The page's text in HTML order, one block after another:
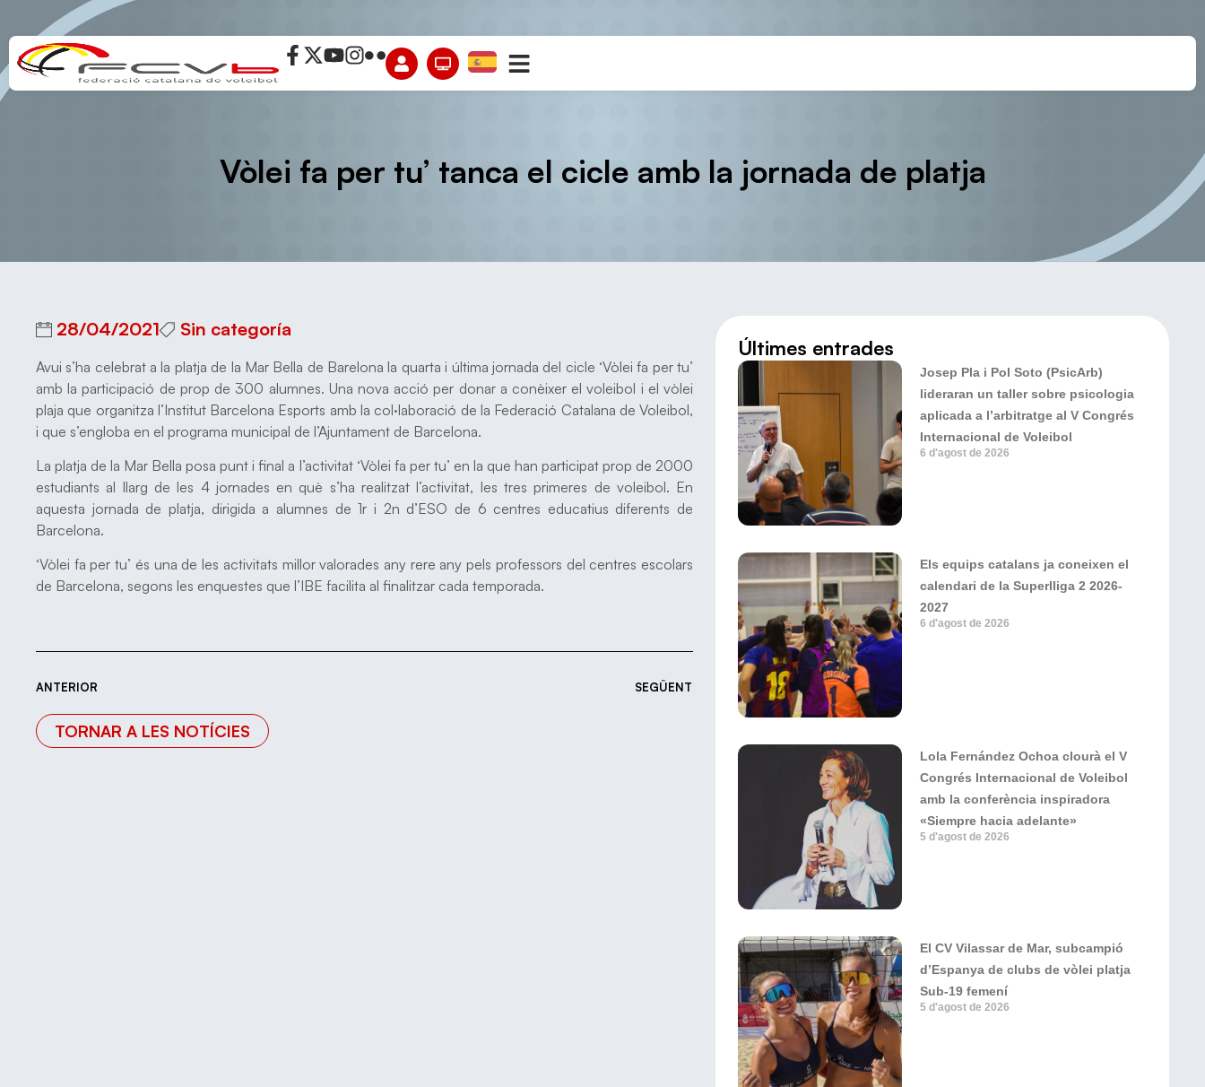
Vòlei fa per tu’ tanca el cicle amb la jornada de platja
28/04/2021 Sin categoría
Avui s’ha celebrat a la platja de la Mar Bella de Barelona la quarta i última jornada del cicle ‘Vòlei fa per tu’
amb la participació de prop de 300 alumnes. Una nova acció per donar a conèixer el voleibol i el vòlei
plaja que organitza l’Institut Barcelona Esports amb la col·laboració de la Federació Catalana de Voleibol,
i que s’engloba en el programa municipal de l’Ajuntament de Barcelona.
La platja de la Mar Bella posa punt i final a l’activitat ‘Vòlei fa per tu’ en la que han participat prop de 2000
estudiants al llarg de les 4 jornades en què s’ha realitzat l’activitat, les tres primeres de voleibol. En
aquesta jornada de platja, dirigida a alumnes de 1r i 2n d’ESO de 6 centres educatius diferents de
Barcelona.
‘Vòlei fa per tu’ és una de les activitats millor valorades any rere any pels professors del centres escolars
de Barcelona, segons les enquestes que l’IBE facilita al finalitzar cada temporada.
ANTERIOR SEGÜENT
TORNAR A LES NOTÍCIES
Últimes entrades
Josep Pla i Pol Soto (PsicArb)
lideraran un taller sobre psicologia
aplicada a l’arbitratge al V Congrés
Internacional de Voleibol
6 d'agost de 2026
Els equips catalans ja coneixen el
calendari de la Superlliga 2 2026-
2027
6 d'agost de 2026
Lola Fernández Ochoa clourà el V
Congrés Internacional de Voleibol
amb la conferència inspiradora
«Siempre hacia adelante»
5 d'agost de 2026
El CV Vilassar de Mar, subcampió
d’Espanya de clubs de vòlei platja
Sub-19 femení
5 d'agost de 2026